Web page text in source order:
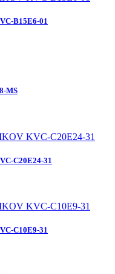
B15E6-01
MS
C20E24-31
C10E9-31